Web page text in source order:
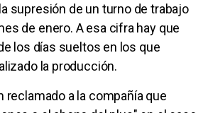
supresión de un turno de trabajo
de enero. A esa cifra hay que
los días sueltos en los que
la producción.
reclamado a la compañía que